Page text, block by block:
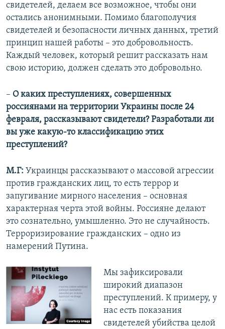
свидетелей, делаем все возможное, чтобы они
остались анонимными. Помимо благополучия
свидетелей и безопасности личных данных, третий
принцип нашей работы – это добровольность.
Каждый человек, который решит рассказать нам
свою историю, должен сделать это добровольно.
– О каких преступлениях, совершенных
россиянами на территории Украины после 24
февраля, рассказывают свидетели? Разработали ли
вы уже какую-то классификацию этих
преступлений?
М.Г: Украинцы рассказывают о массовой агрессии
против гражданских лиц, то есть террор и
запугивание мирного населения – основная
характерная черта этой войны. Россияне делают
это сознательно, умышленно. Это не случайность.
Терроризирование гражданских – одно из
намерений Путина.
Мы зафиксировали
широкий диапазон
преступлений. К примеру, у
нас есть показания
свидетелей убийства целой